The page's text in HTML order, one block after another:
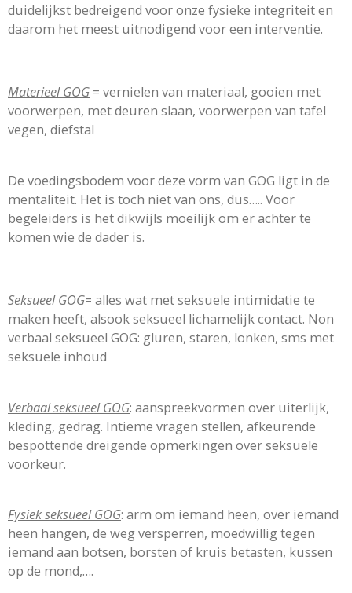
duidelijkst bedreigend voor onze fysieke integriteit en
daarom het meest uitnodigend voor een interventie.
Materieel GOG = vernielen van materiaal, gooien met
voorwerpen, met deuren slaan, voorwerpen van tafel
vegen, diefstal
De voedingsbodem voor deze vorm van GOG ligt in de
mentaliteit. Het is toch niet van ons, dus….. Voor
begeleiders is het dikwijls moeilijk om er achter te
komen wie de dader is.
Seksueel GOG= alles wat met seksuele intimidatie te
maken heeft, alsook seksueel lichamelijk contact. Non
verbaal seksueel GOG: gluren, staren, lonken, sms met
seksuele inhoud
Verbaal seksueel GOG: aanspreekvormen over uiterlijk,
kleding, gedrag. Intieme vragen stellen, afkeurende
bespottende dreigende opmerkingen over seksuele
voorkeur.
Fysiek seksueel GOG: arm om iemand heen, over iemand
heen hangen, de weg versperren, moedwillig tegen
iemand aan botsen, borsten of kruis betasten, kussen
op de mond,….